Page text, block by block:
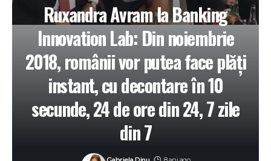
Ruxandra Avram la Banking
Innovation Lab: Din noiembrie
2018, românii vor putea face plăți
instant, cu decontare în 10
secunde, 24 de ore din 24, 7 zile
din 7